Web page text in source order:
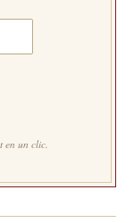
en un clic.